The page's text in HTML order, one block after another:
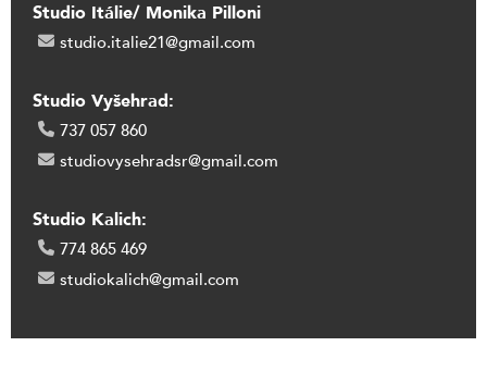
Studio Itálie/ Monika Pilloni
studio.italie21@gmail.com
Studio Vyšehrad:
737 057 860
studiovysehradsr@gmail.com
Studio Kalich:
774 865 469
studiokalich@gmail.com